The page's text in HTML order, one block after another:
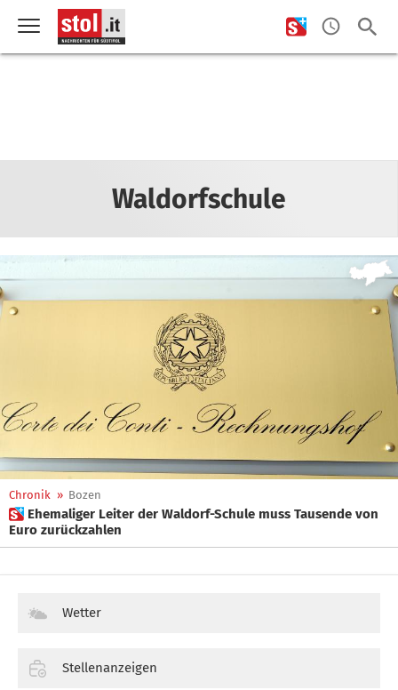
Waldorfschule
Chronik » Bozen
 Ehemaliger Leiter der Waldorf-Schule muss Tausende von
Euro zurückzahlen
Wetter
Stellenanzeigen